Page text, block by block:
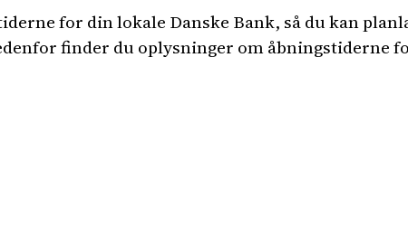
for din lokale Danske Bank, så du kan
finder du oplysninger om åbningstiderne